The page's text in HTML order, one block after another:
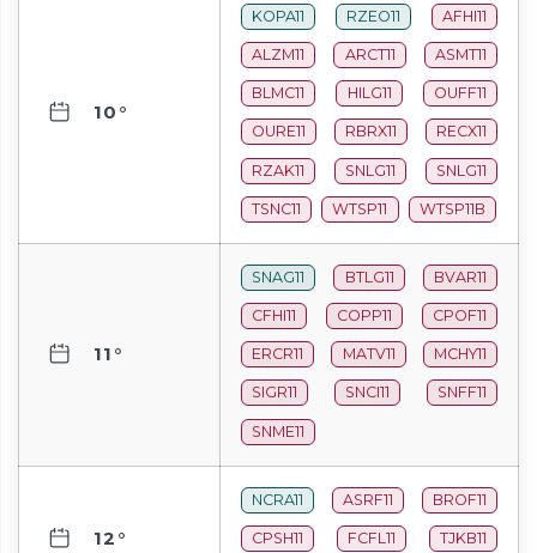
10°
KOPA11 RZEO11 AFHI11
ALZM11 ARCT11 ASMT11
BLMC11 HILG11 OUFF11
OURE11 RBRX11 RECX11
RZAK11 SNLG11 SNLG11
TSNC11 WTSP11 WTSP11B
11°
SNAG11 BTLG11 BVAR11
CFHI11 COPP11 CPOF11
ERCR11 MATV11 MCHY11
SIGR11 SNCI11 SNFF11
SNME11
12°
NCRA11 ASRF11 BROF11
CPSH11 FCFL11 TJKB11